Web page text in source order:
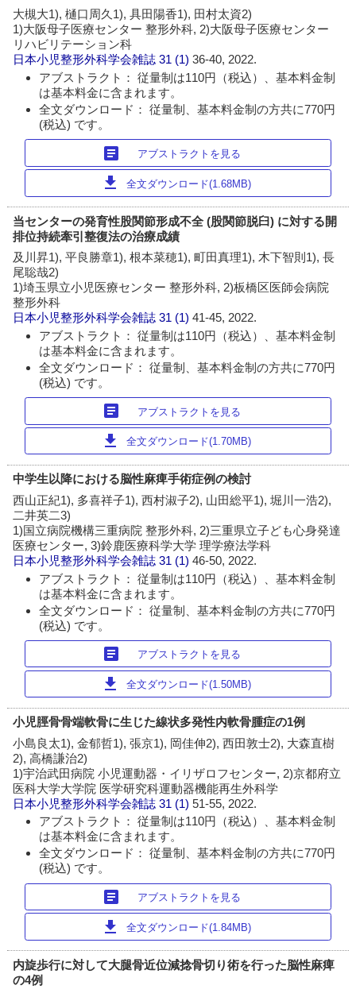
大槻大1), 樋口周久1), 具田陽香1), 田村太資2)
1)大阪母子医療センター 整形外科, 2)大阪母子医療センター
リハビリテーション科
日本小児整形外科学会雑誌 31 (1)36-40, 2022.
アブストラクト： 従量制は110円（税込）、基本料金制
は基本料金に含まれます。
全文ダウンロード： 従量制、基本料金制の方共に770円
(税込) です。
article アブストラクトを見る
download 全文ダウンロード(1.68MB)
当センターの発育性股関節形成不全 (股関節脱臼) に対する開
排位持続牽引整復法の治療成績
及川昇1), 平良勝章1), 根本菜穂1), 町田真理1), 木下智則1), 長
尾聡哉2)
1)埼玉県立小児医療センター 整形外科, 2)板橋区医師会病院
整形外科
日本小児整形外科学会雑誌 31 (1)41-45, 2022.
アブストラクト： 従量制は110円（税込）、基本料金制
は基本料金に含まれます。
全文ダウンロード： 従量制、基本料金制の方共に770円
(税込) です。
article アブストラクトを見る
download 全文ダウンロード(1.70MB)
中学生以降における脳性麻痺手術症例の検討
西山正紀1), 多喜祥子1), 西村淑子2), 山田総平1), 堀川一浩2),
二井英二3)
1)国立病院機構三重病院 整形外科, 2)三重県立子ども心身発達
医療センター, 3)鈴鹿医療科学大学 理学療法学科
日本小児整形外科学会雑誌 31 (1)46-50, 2022.
アブストラクト： 従量制は110円（税込）、基本料金制
は基本料金に含まれます。
全文ダウンロード： 従量制、基本料金制の方共に770円
(税込) です。
article アブストラクトを見る
download 全文ダウンロード(1.50MB)
小児脛骨骨端軟骨に生じた線状多発性内軟骨腫症の1例
小島良太1), 金郁哲1), 張京1), 岡佳伸2), 西田敦士2), 大森直樹
2), 高橋謙治2)
1)宇治武田病院 小児運動器・イリザロフセンター, 2)京都府立
医科大学大学院 医学研究科運動器機能再生外科学
日本小児整形外科学会雑誌 31 (1)51-55, 2022.
アブストラクト： 従量制は110円（税込）、基本料金制
は基本料金に含まれます。
全文ダウンロード： 従量制、基本料金制の方共に770円
(税込) です。
article アブストラクトを見る
download 全文ダウンロード(1.84MB)
内旋歩行に対して大腿骨近位減捻骨切り術を行った脳性麻痺
の4例